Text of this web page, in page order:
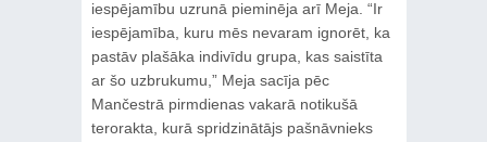
iespējamību uzrunā pieminēja arī Meja. “Ir
iespējamība, kuru mēs nevaram ignorēt, ka
pastāv plašāka indivīdu grupa, kas saistīta
ar šo uzbrukumu,” Meja sacīja pēc
Mančestrā pirmdienas vakarā notikušā
terorakta, kurā spridzinātājs pašnāvnieks